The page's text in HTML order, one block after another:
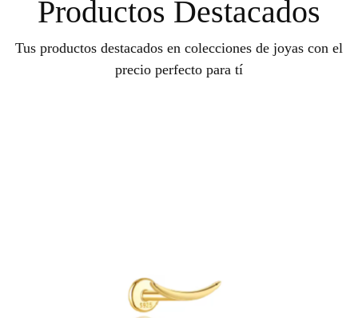
Productos Destacados
Tus productos destacados en colecciones de joyas con el
precio perfecto para tí